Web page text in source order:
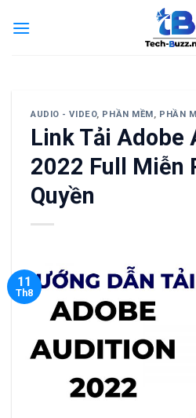
AUDIO - VIDEO, PHẦN MỀM , PHẦN
Link Tải Adobe
2022 Full Miễn
Quyền
11
Th8